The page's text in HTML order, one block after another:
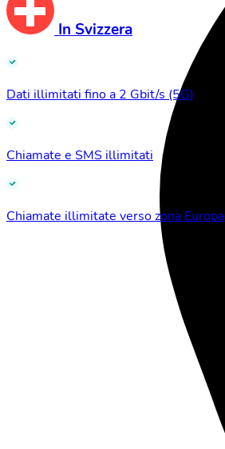
In Svizzera
Dati illimitati fino a 2 Gbit/s (5G)
Chiamate e SMS illimitati
Chiamate illimitate verso zona Europa